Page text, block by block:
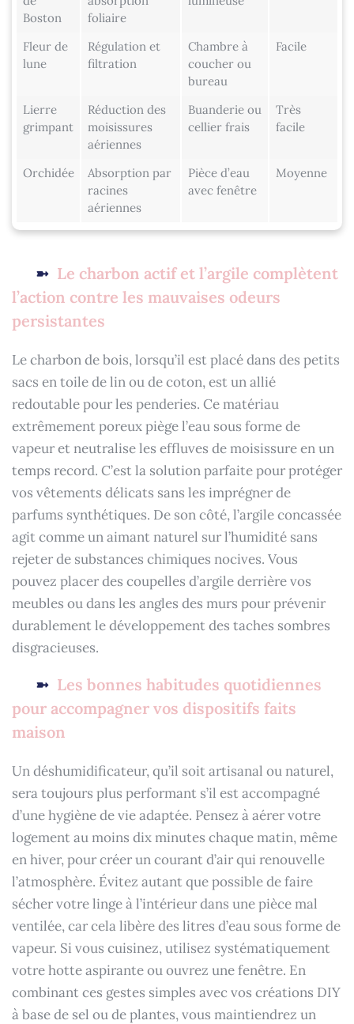
Boston
foliaire
Fleur de
lune
Régulation et
filtration
Chambre à
coucher ou
bureau
Facile
Lierre
grimpant
Réduction des
moisissures
aériennes
Buanderie ou
cellier frais
Très
facile
Orchidée
Absorption par
racines
aériennes
Pièce d’eau
avec fenêtre
Moyenne
Le charbon actif et l’argile complètent
l’action contre les mauvaises odeurs
persistantes
Le charbon de bois, lorsqu’il est placé dans des petits
sacs en toile de lin ou de coton, est un allié
redoutable pour les penderies. Ce matériau
extrêmement poreux piège l’eau sous forme de
vapeur et neutralise les effluves de moisissure en un
temps record. C’est la solution parfaite pour protéger
vos vêtements délicats sans les imprégner de
parfums synthétiques. De son côté, l’argile concassée
agit comme un aimant naturel sur l’humidité sans
rejeter de substances chimiques nocives. Vous
pouvez placer des coupelles d’argile derrière vos
meubles ou dans les angles des murs pour prévenir
durablement le développement des taches sombres
disgracieuses.
Les bonnes habitudes quotidiennes
pour accompagner vos dispositifs faits
maison
Un déshumidificateur, qu’il soit artisanal ou naturel,
sera toujours plus performant s’il est accompagné
d’une hygiène de vie adaptée. Pensez à aérer votre
logement au moins dix minutes chaque matin, même
en hiver, pour créer un courant d’air qui renouvelle
l’atmosphère. Évitez autant que possible de faire
sécher votre linge à l’intérieur dans une pièce mal
ventilée, car cela libère des litres d’eau sous forme de
vapeur. Si vous cuisinez, utilisez systématiquement
votre hotte aspirante ou ouvrez une fenêtre. En
combinant ces gestes simples avec vos créations DIY
à base de sel ou de plantes, vous maintiendrez un